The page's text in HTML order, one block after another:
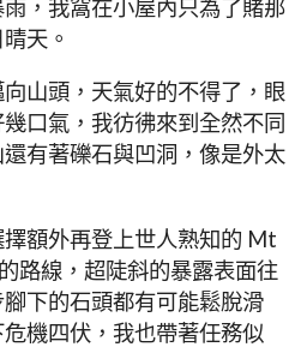
，我窩在小屋內只為了賭那
天。
山頭，天氣好的不得了，眼
口氣，我彷彿來到全然不同
有著礫石與凹洞，像是外太
額外再登上世人熟知的 Mt
路線，超陡斜的暴露表面往
下的石頭都有可能鬆脫滑
機四伏，我也帶著任務似